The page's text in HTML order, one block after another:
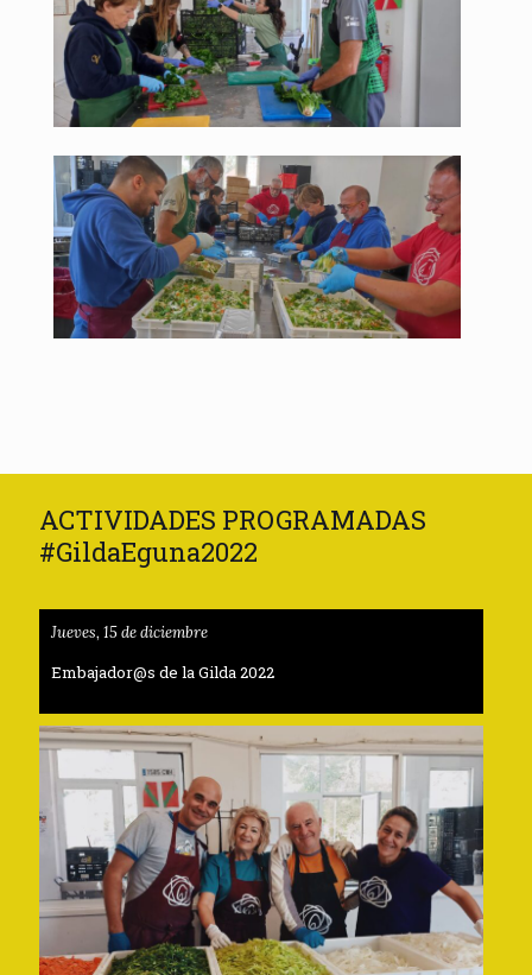
ACTIVIDADES PROGRAMADAS
#GildaEguna2022
Jueves, 15 de diciembre
Embajador@s de la Gilda 2022